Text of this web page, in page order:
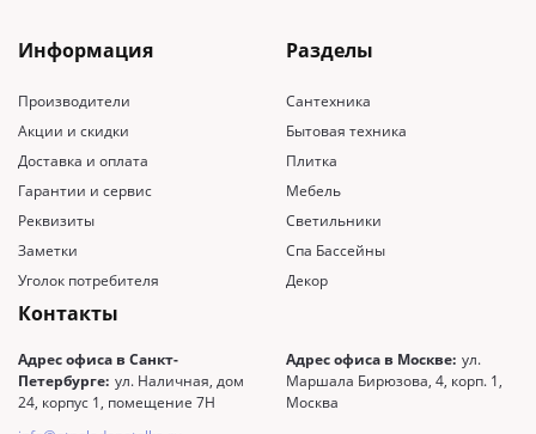
Информация
Производители
Акции и скидки
Доставка и оплата
Гарантии и сервис
Реквизиты
Заметки
Уголок потребителя
Разделы
Сантехника
Бытовая техника
Плитка
Мебель
Светильники
Спа Бассейны
Декор
Контакты
Адрес офиса в Санкт-
Петербурге: ул. Наличная, дом
24, корпус 1, помещение 7Н
Адрес офиса в Москве: ул.
Маршала Бирюзова, 4, корп. 1,
Москва